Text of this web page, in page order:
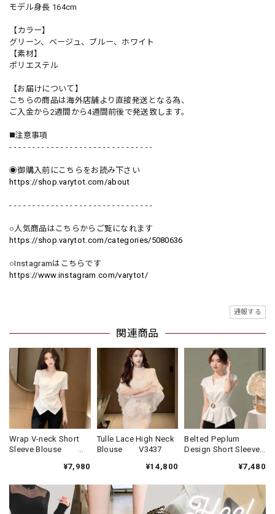
モデル身長 164cm
【カラー】
グリーン、ベージュ、ブルー、ホワイト
【素材】
ポリエステル
【お届けについて】
こちらの商品は海外店舗より直接発送となる為、
ご入金から2週間から4週間前後で発送致します。
◼️注意事項
- - - - - - - - - - - - - - - - - - - - - - - - - - - - - - -
◉御購入前にこちらをお読み下さい
https://shop.varytot.com/about
- - - - - - - - - - - - - - - - - - - - - - - - - - - - - - -
○人気商品はこちらからご覧になれます
https://shop.varytot.com/categories/5080636
○Instagramはこちらです
https://www.instagram.com/varytot/
通報する
関連商品
Wrap V-neck Short
Sleeve Blouse
¥7,980
Tulle Lace High Neck
Blouse V3437
¥14,800
Belted Peplum
Design Short Sleeve
¥7,480